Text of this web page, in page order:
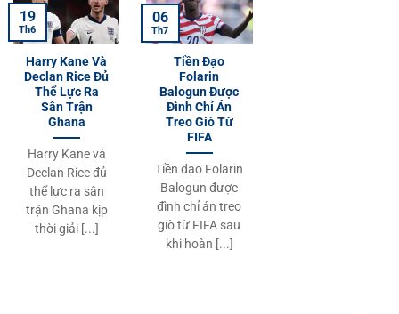
Harry Kane Và
Declan Rice Đủ
Thể Lực Ra
Sân Trận
Ghana
Harry Kane và
Declan Rice đủ
thể lực ra sân
trận Ghana kịp
thời giải [...]
19
Th6
Tiền Đạo
Folarin
Balogun Được
Đình Chỉ Án
Treo Giò Từ
FIFA
Tiền đạo Folarin
Balogun được
đình chỉ án treo
giò từ FIFA sau
khi hoàn [...]
06
Th7